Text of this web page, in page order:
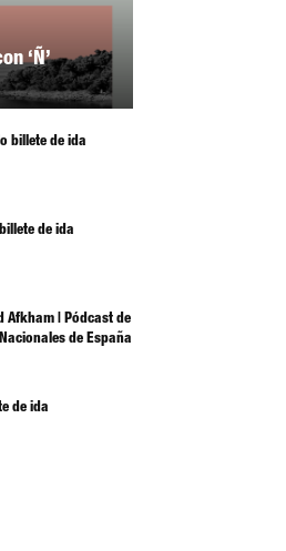
‘Ñ’
billete de ida
billete de ida
Afkham | Pódcast de
de España
de ida